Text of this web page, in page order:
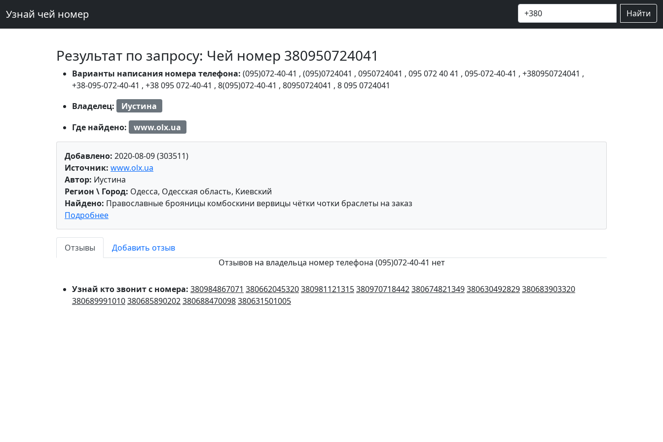
Узнай чей номер Найти
Результат по запросу: Чей номер 380950724041
Варианты написания номера телефона: (095)072-40-41 , (095)0724041 , 0950724041 , 095 072 40 41 , 095-072-40-41 , +380950724041 ,
+38-095-072-40-41 , +38 095 072-40-41 , 8(095)072-40-41 , 80950724041 , 8 095 0724041
Владелец:
Иустина
Где найдено:
www.olx.ua
Добавлено: 2020-08-09 (303511)
Источник: www.olx.ua
Автор: Иустина
Регион \ Город: Одесса, Одесская область, Киевский
Найдено: Православные брояницы комбоскини вервицы чётки чотки браслеты на заказ
Подробнее
Отзывы
Добавить отзыв
Отзывов на владельца номер телефона (095)072-40-41 нет
Узнай кто звонит с номера: 380984867071 380662045320380981121315380970718442380674821349380630492829380683903320
380689991010380685890202380688470098380631501005